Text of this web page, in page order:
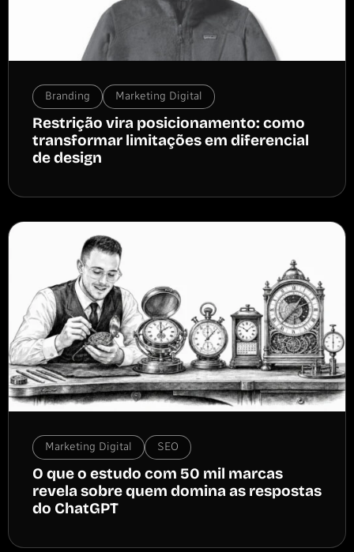
Branding Marketing Digital
Restrição vira posicionamento: como
transformar limitações em diferencial
de design
Marketing Digital SEO
O que o estudo com 50 mil marcas
revela sobre quem domina as respostas
do ChatGPT